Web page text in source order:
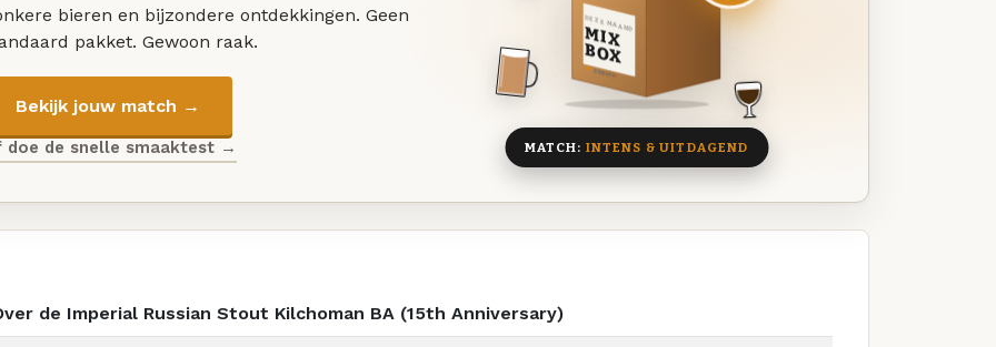
bieren en bijzondere ontdekkingen. Geen
pakket. Gewoon raak.
Bekijk jouw match →
doe de snelle smaaktest →
DEZE MAAND
MIX
BOX
8 BIEREN
MATCH: INTENS & UITDAGEND
de Imperial Russian Stout Kilchoman BA (15th Anniversary)